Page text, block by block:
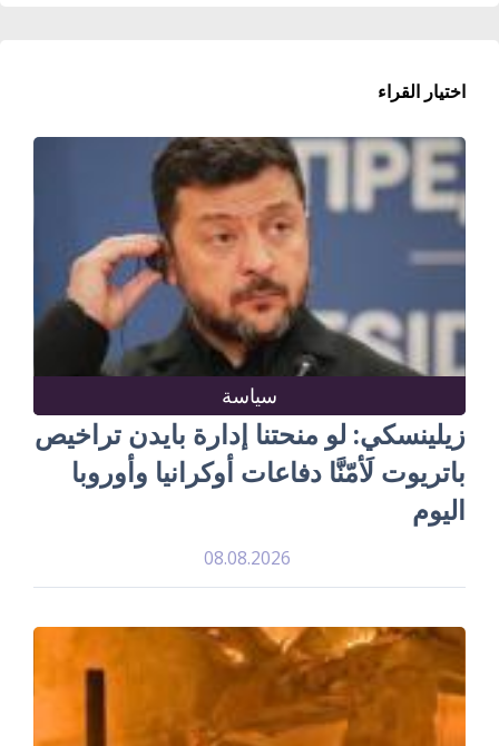
اختيار القراء
سياسة
زيلينسكي: لو منحتنا إدارة بايدن تراخيص
باتريوت لَأمّنَّا دفاعات أوكرانيا وأوروبا
اليوم
08.08.2026